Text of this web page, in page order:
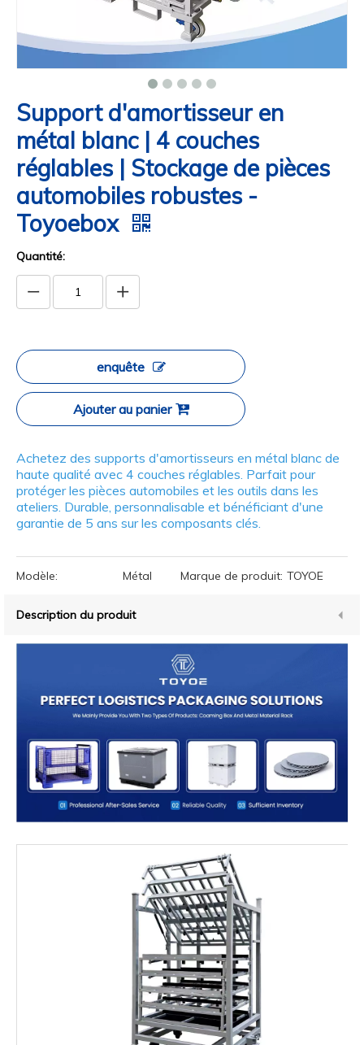
Support d'amortisseur en
métal blanc | 4 couches
réglables | Stockage de pièces
automobiles robustes -
Toyoebox
Quantité:
enquête
Ajouter au panier
Achetez des supports d'amortisseurs en métal blanc de
haute qualité avec 4 couches réglables. Parfait pour
protéger les pièces automobiles et les outils dans les
ateliers. Durable, personnalisable et bénéficiant d'une
garantie de 5 ans sur les composants clés.
Modèle: Métal Marque de produit: TOYOE
Description du produit